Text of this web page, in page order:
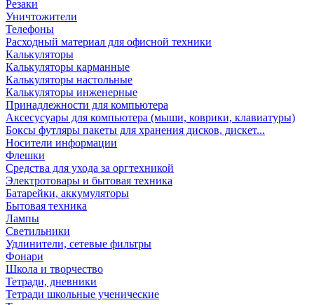
Резаки
Уничтожители
Телефоны
Расходный материал для офисной техники
Калькуляторы
Калькуляторы карманные
Калькуляторы настольные
Калькуляторы инженерные
Принадлежности для компьютера
Аксесусуары для компьютера (мыши, коврики, клавиатуры)
Боксы футляры пакеты для хранения дисков, дискет...
Носители информации
Флешки
Средства для ухода за оргтехникой
Электротовары и бытовая техника
Батарейки, аккумуляторы
Бытовая техника
Лампы
Светильники
Удлинители, сетевые фильтры
Фонари
Школа и творчество
Тетради, дневники
Тетради школьные ученические